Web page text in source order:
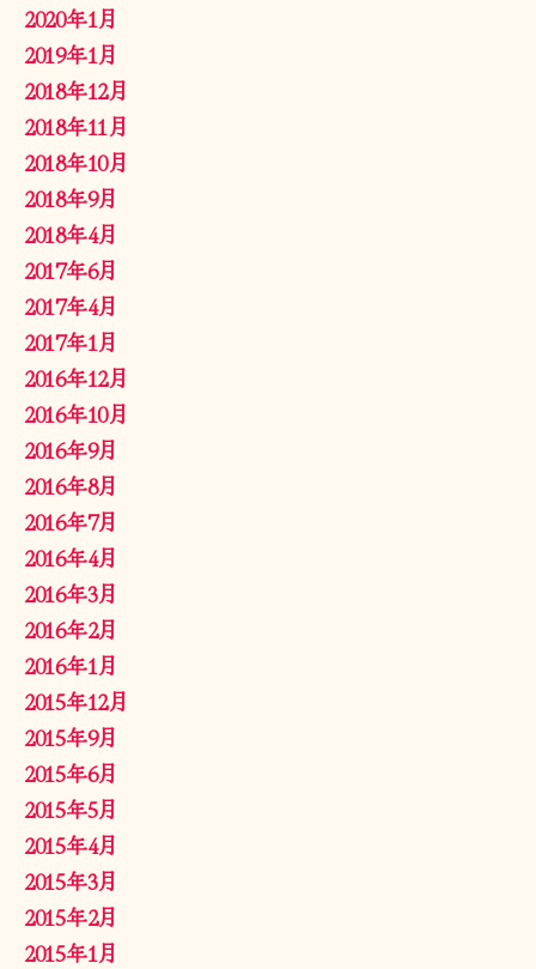
2020年1月
2019年1月
2018年12月
2018年11月
2018年10月
2018年9月
2018年4月
2017年6月
2017年4月
2017年1月
2016年12月
2016年10月
2016年9月
2016年8月
2016年7月
2016年4月
2016年3月
2016年2月
2016年1月
2015年12月
2015年9月
2015年6月
2015年5月
2015年4月
2015年3月
2015年2月
2015年1月